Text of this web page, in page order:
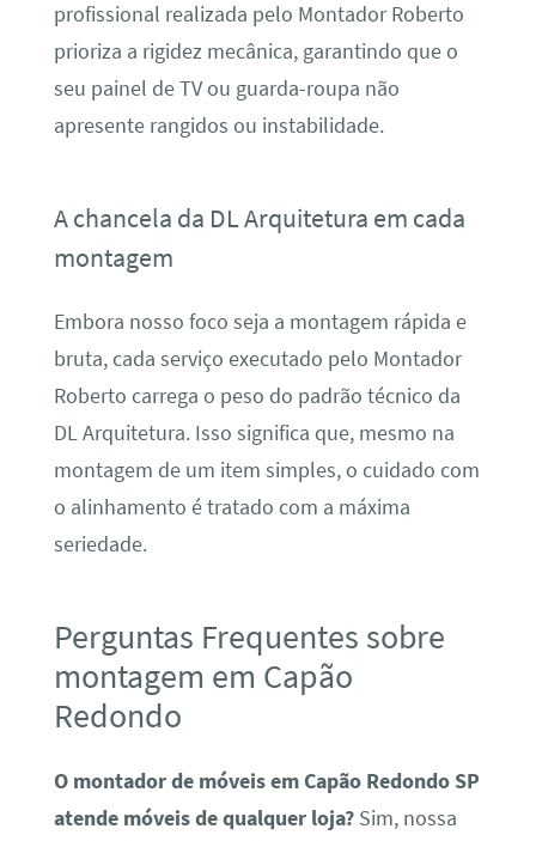
profissional realizada pelo Montador Roberto
prioriza a rigidez mecânica, garantindo que o
seu painel de TV ou guarda-roupa não
apresente rangidos ou instabilidade.
A chancela da DL Arquitetura em cada
montagem
Embora nosso foco seja a montagem rápida e
bruta, cada serviço executado pelo Montador
Roberto carrega o peso do padrão técnico da
DL Arquitetura. Isso significa que, mesmo na
montagem de um item simples, o cuidado com
o alinhamento é tratado com a máxima
seriedade.
Perguntas Frequentes sobre
montagem em Capão
Redondo
O montador de móveis em Capão Redondo SP
atende móveis de qualquer loja?Sim, nossa